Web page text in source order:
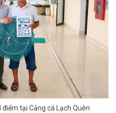
tại Cảng cá Lạch Quèn